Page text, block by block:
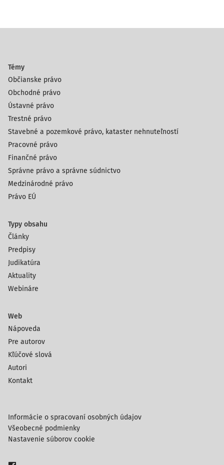
Témy
Občianske právo
Obchodné právo
Ústavné právo
Trestné právo
Stavebné a pozemkové právo, kataster nehnuteľností
Pracovné právo
Finančné právo
Správne právo a správne súdnictvo
Medzinárodné právo
Právo EÚ
Typy obsahu
Články
Predpisy
Judikatúra
Aktuality
Webináre
Web
Nápoveda
Pre autorov
Kľúčové slová
Autori
Kontakt
Informácie o spracovaní osobných údajov
Všeobecné podmienky
Nastavenie súborov cookie